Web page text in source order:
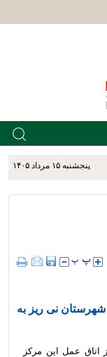
پنجشنبه ۱۵ مرداد ۱۴۰۵
نی ریز به
اتاق عمل این مرکز